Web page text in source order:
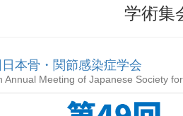
学術集
本骨・関節感染症学会
Annual Meeting of Japanese Society